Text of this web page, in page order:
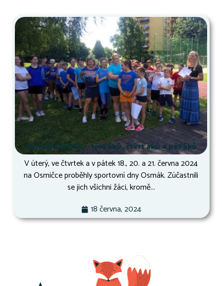
Osmák druháků, třeťáků, čtvrťáků a páťáků
V úterý, ve čtvrtek a v pátek 18., 20. a 21. června 2024
na Osmičce proběhly sportovní dny Osmák. Zúčastnili
se jich všichni žáci, kromě...
18 června, 2024